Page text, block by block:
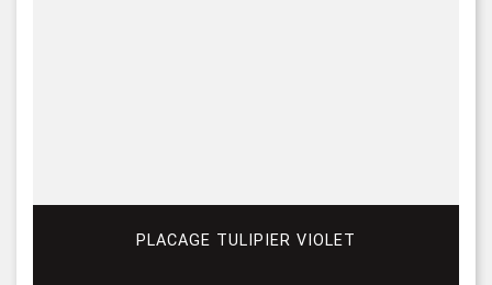
PLACAGE TULIPIER VIOLET